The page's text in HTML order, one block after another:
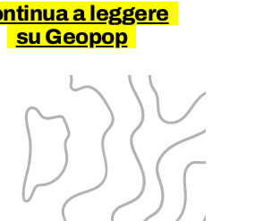
a leggere
su Geopop